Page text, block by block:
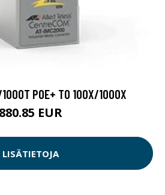
POE+ TO 100X/1000X
880.85 EUR
LISÄTIETOJA